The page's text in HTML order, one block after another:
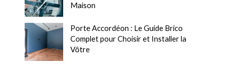
Maison
Porte Accordéon : Le Guide Brico
Complet pour Choisir et Installer la
Vôtre